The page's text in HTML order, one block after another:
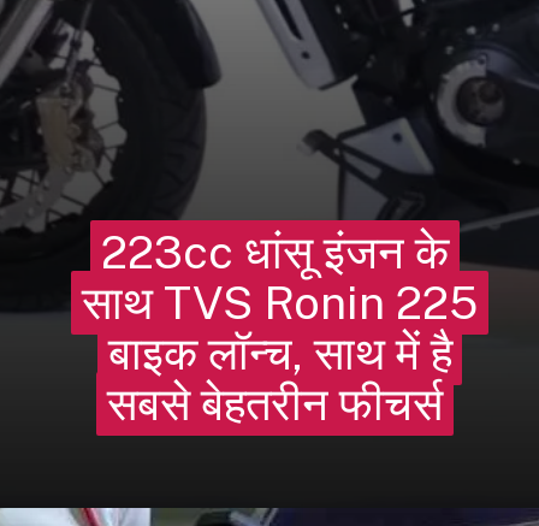
223cc धांसू इंजन के
साथ TVS Ronin 225
बाइक लॉन्च, साथ में है
सबसे बेहतरीन फीचर्स
223cc धांसू इंजन के
साथ TVS Ronin 225
बाइक लॉन्च, साथ में है
सबसे बेहतरीन फीचर्स